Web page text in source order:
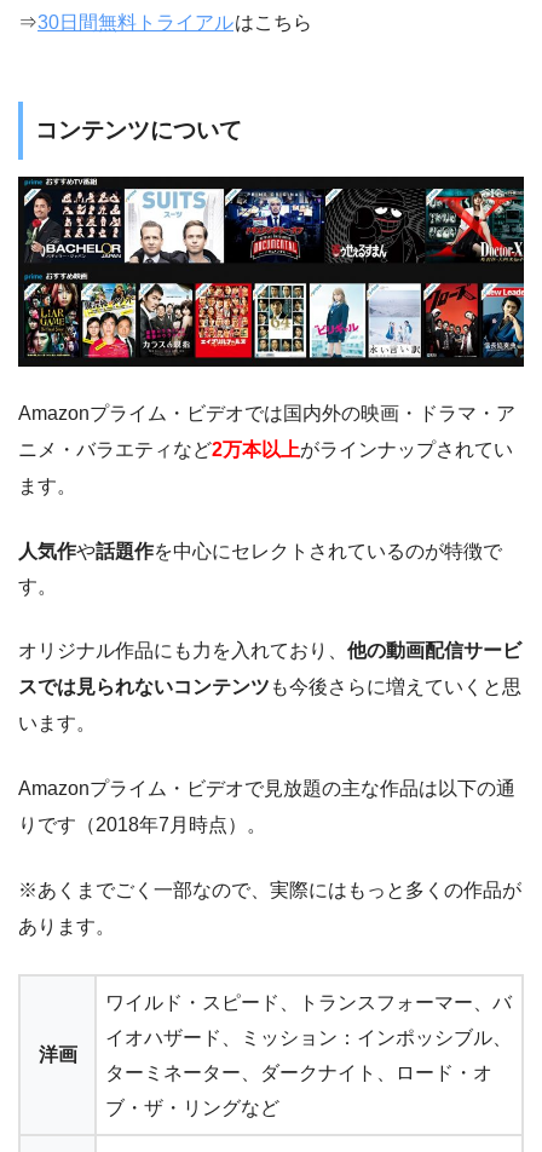
⇒30日間無料トライアルはこちら
コンテンツについて
Amazonプライム・ビデオでは国内外の映画・ドラマ・ア
ニメ・バラエティなど2万本以上がラインナップされてい
ます。
人気作や話題作を中心にセレクトされているのが特徴で
す。
オリジナル作品にも力を入れており、 他の動画配信サービ
スでは見られないコンテンツ も今後さらに増えていくと思
います。
Amazonプライム・ビデオで見放題の主な作品は以下の通
りです（2018年7月時点）。
※あくまでごく一部なので、実際にはもっと多くの作品が
あります。
洋画
ワイルド・スピード、トランスフォーマー、バ
イオハザード、ミッション：インポッシブル、
ターミネーター、ダークナイト、ロード・オ
ブ・ザ・リングなど